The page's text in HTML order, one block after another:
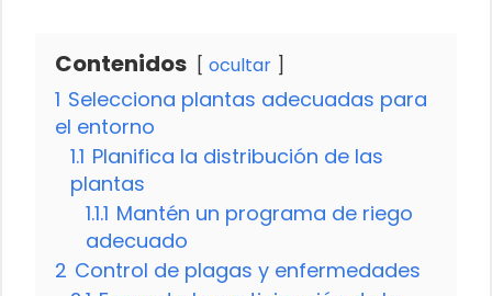
Contenidos ocultar
1 Selecciona plantas adecuadas para
el entorno
1.1 Planifica la distribución de las
plantas
1.1.1 Mantén un programa de riego
adecuado
2 Control de plagas y enfermedades